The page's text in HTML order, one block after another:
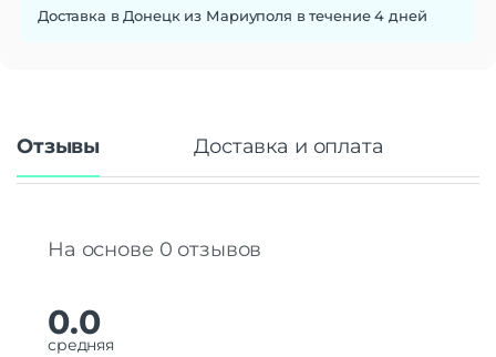
Доставка в Донецк из Мариуполя в течение 4 дней
Отзывы Доставка и оплата
На основе 0 отзывов
0.0
средняя